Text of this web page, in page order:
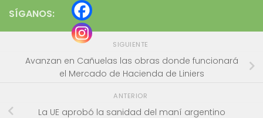
SÍGANOS:
SIGUIENTE
Avanzan en Cañuelas las obras donde funcionará
el Mercado de Hacienda de Liniers
ANTERIOR
La UE aprobó la sanidad del maní argentino